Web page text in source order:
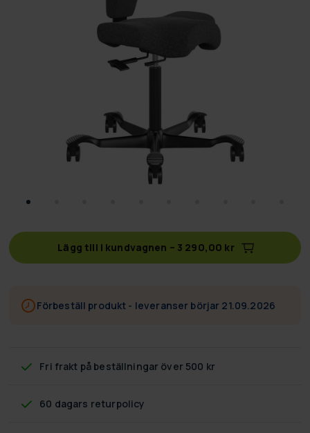
Lägg till i kundvagnen – 3 290,00 kr
Förbeställ produkt - leveranser börjar 21.09.2026
Fri frakt på beställningar över 500 kr
60 dagars returpolicy